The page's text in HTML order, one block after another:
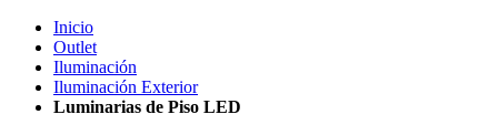
Inicio
Outlet
Iluminación
Iluminación Exterior
Luminarias de Piso LED